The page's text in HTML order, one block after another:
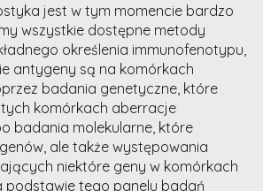
jest w tym momencie bardzo
wszystkie dostępne metody
określenia immunofenotypu,
antygeny są na komórkach
badania genetyczne, które
tych komórkach aberracje
badania molekularne, które
ale także występowania
niektóre geny w komórkach
podstawie tego panelu badań